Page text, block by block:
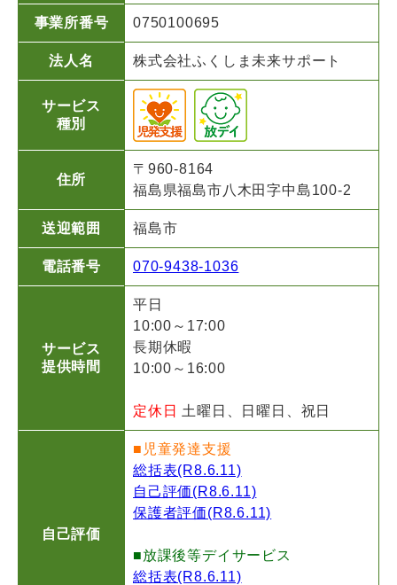
事業所番号 0750100695
法人名 株式会社ふくしま未来サポート
サービス
種別
住所
〒960-8164
福島県福島市八木田字中島100-2
送迎範囲 福島市
電話番号 070-9438-1036
サービス
提供時間
平日
10:00～17:00
長期休暇
10:00～16:00
定休日 土曜日、日曜日、祝日
自己評価
■児童発達支援
総括表(R8.6.11)
自己評価(R8.6.11)
保護者評価(R8.6.11)
■放課後等デイサービス
総括表(R8.6.11)